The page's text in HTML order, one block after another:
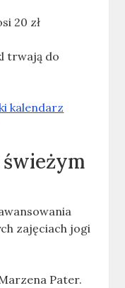
20 zł
trwają do
kalendarz
świeżym
zajęciach jogi
Pater.